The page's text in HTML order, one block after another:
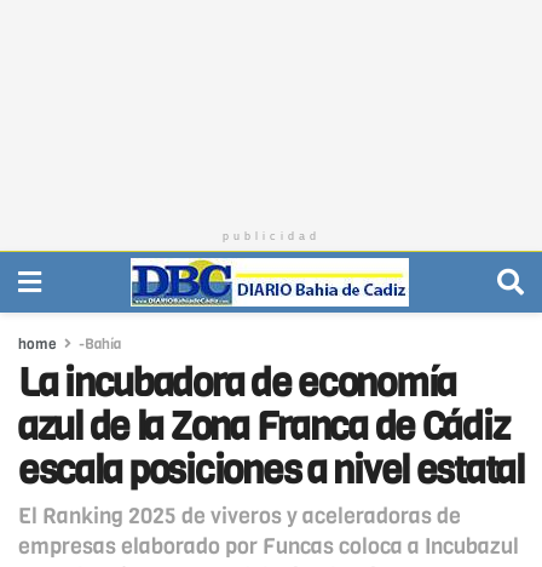
publicidad
home -Bahía
La incubadora de economía
azul de la Zona Franca de Cádiz
escala posiciones a nivel estatal
El Ranking 2025 de viveros y aceleradoras de
empresas elaborado por Funcas coloca a Incubazul